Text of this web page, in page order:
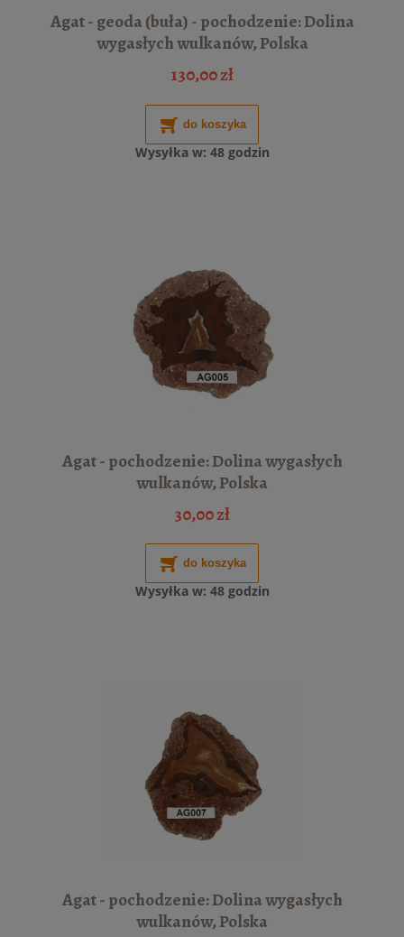
Agat - geoda (buła) - pochodzenie: Dolina
wygasłych wulkanów, Polska
130,00 zł
do koszyka
Wysyłka w: 48 godzin
Agat - pochodzenie: Dolina wygasłych
wulkanów, Polska
30,00 zł
do koszyka
Wysyłka w: 48 godzin
Agat - pochodzenie: Dolina wygasłych
wulkanów, Polska